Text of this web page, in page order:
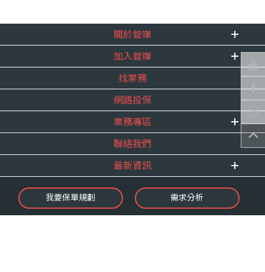
關於錠嵂
企業資訊
重要事跡
得獎紀錄
服務宣言
合作夥伴
加入錠嵂
內勤招聘
精英招募
年度增員計畫
找業務
網路投保
業務專區
E 線資源網
聯絡我們
最新資訊
最新消息
錠嵂焦點
我要保單規劃 需求分析